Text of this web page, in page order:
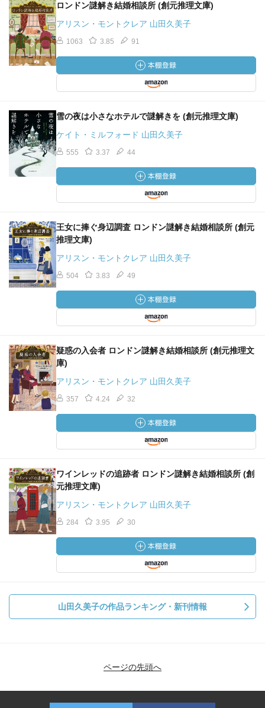
ロンドン謎解き結婚相談所 (創元推理文庫)
アリスン・モントクレア 山田久美子
1063 3.85 91
雪の夜は小さなホテルで謎解きを (創元推理文庫)
ケイト・ミルフォード 山田久美子
555 3.37 44
王女に捧ぐ身辺調査 ロンドン謎解き結婚相談所 (創元
推理文庫)
アリスン・モントクレア 山田久美子
504 3.83 49
疑惑の入会者 ロンドン謎解き結婚相談所 (創元推理文
庫)
アリスン・モントクレア 山田久美子
357 4.24 32
ワインレッドの追跡者 ロンドン謎解き結婚相談所 (創
元推理文庫)
アリスン・モントクレア 山田久美子
284 3.95 30
山田久美子の作品ランキング・新刊情報
ページの先頭へ